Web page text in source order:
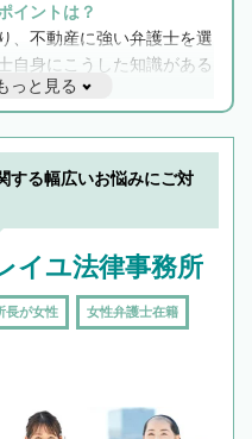
イントは？
、不動産に強い弁護士を選
自身にこうした知識がある
スムーズに進み、トラブル
をトータルで任せることが
続は感情がからむ分野なの
要です。実際に電話や面談
話をしてウマが合う方に依
っと見る
する幅広いお悩みにご対
イユ法律事務所
長が女性 女性弁護士在籍